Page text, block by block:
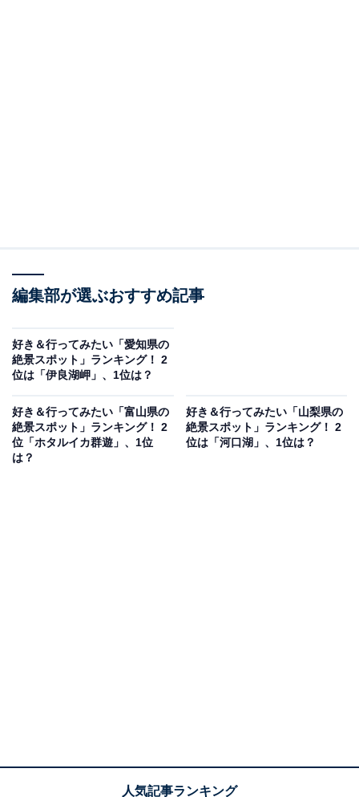
ね」（20代女性／東京都）、「レースカーテンのように
一面に見えて、季節によって風景画変わるのが綺麗」
なす、繊細で優美な滝の流れに癒されたいから」（20代
男性／福岡県）といった声が集まりました。
神池などが連なる風景はまさに絶景。特に新緑と紅葉の
編集部が選ぶおすすめ記事
好き＆行ってみたい「愛知県の
絶景スポット」ランキング！ 2
位は「伊良湖岬」、1位は？
好き＆行ってみたい「富山県の
絶景スポット」ランキング！ 2
位「ホタルイカ群遊」、1位
は？
好き＆行ってみたい「山梨県の
絶景スポット」ランキング！ 2
位は「河口湖」、1位は？